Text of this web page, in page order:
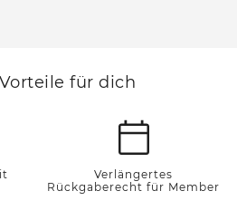
für dich
Verlängertes
Rückgaberecht für Member